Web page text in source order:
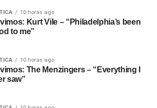
10 horas ago
Kurt Vile – “Philadelphia’s been
to me”
10 horas ago
The Menzingers – “Everything I
saw”